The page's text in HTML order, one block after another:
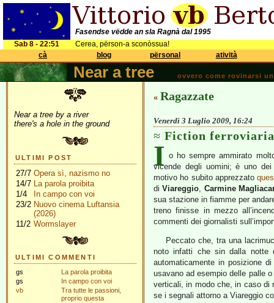
Fasendse vëdde an sla Ragnà dal 1995
Sab 8 - 22:51
Cerea, përson-a sconòssua!
cà
blog përsonal atività
Near a tree ovvero come rovinarsi
Near a tree by a river
there's a hole in the ground
ULTIMI POST
27/7 Opera sì, nazismo no
14/7 La parola proibita
1/4
In campo con voi
23/2 Nuovo cinema Luftansia
(2026)
11/2 Wormslayer
ULTIMI COMMENTI
gs
La parola proibita
gs
In campo con voi
vb
Tra tutte le passioni,
proprio questa
« Ragazzate
Venerdì 3 Luglio 2009, 16:24
Fiction ferroviaria
I o ho sempre ammirato
vicende degli uomini; è uno
motivo ho subito apprezzato
diViareggio, Carmine
sua stazione in fiamme per
treno finisse in mezzo
commenti dei giornalisti
Peccato che, tra una
noto infatti che sin dalla notte
automaticamente in posizione
usavano ad esempio delle palle
verticali, in modo che, in caso di
se i segnali attorno a Viareggio